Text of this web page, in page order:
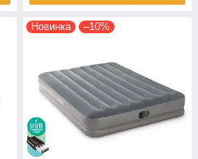
Новинка –10%